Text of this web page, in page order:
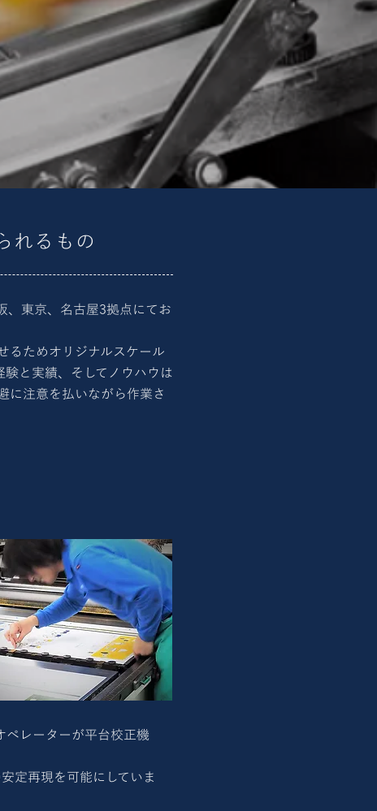
れるもの
、東京、名古屋3拠点にてお
るためオリジナルスケール
と実績、そしてノウハウは
に注意を払いながら作業さ
ペレーターが平台校正機
定再現を可能にしていま